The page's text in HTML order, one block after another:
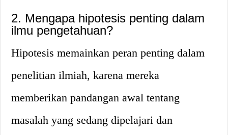
2. Mengapa hipotesis penting dalam
ilmu pengetahuan?
Hipotesis memainkan peran penting dalam
penelitian ilmiah, karena mereka
memberikan pandangan awal tentang
masalah yang sedang dipelajari dan